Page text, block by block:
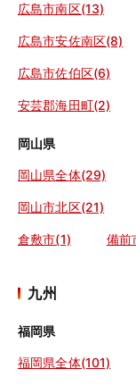
広島市南区(13)
広島市安佐南区(8)
広島市佐伯区(6)
安芸郡海田町(2)
岡山県
岡山県全体(29)
岡山市北区(21)
倉敷市(1) 備前
九州
福岡県
福岡県全体(101)